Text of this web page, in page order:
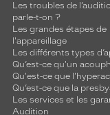
Les troubles de
parle-t-on ?
Les grandes étapes de
l'appareillage
Les différents types
Qu’est-ce qu'un
Qu'est-ce que
Qu’est-ce que la
Les services et les
Audition